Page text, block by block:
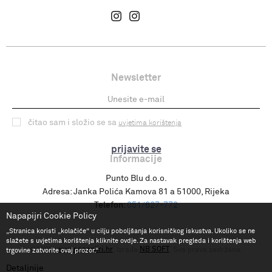
Newsletter
prijavite se
čitao sam i složio se sa uvjetima korištenja
Informacije
Punto Blu d.o.o.
Adresa: Janka Polića Kamova 81 a 51000, Rijeka
Telefon: 051/627-772
©2026www.napapijri.hr NB SOFT
Napapijri Cookie Policy
„Stranica koristi „kolačiće“ u cilju poboljšanja korisničkog iskustva. Ukoliko se ne
slažete s uvjetima korištenja kliknite ovdje. Za nastavak pregleda i korištenja web
trgovine zatvorite ovaj prozor.“
Detaljnije